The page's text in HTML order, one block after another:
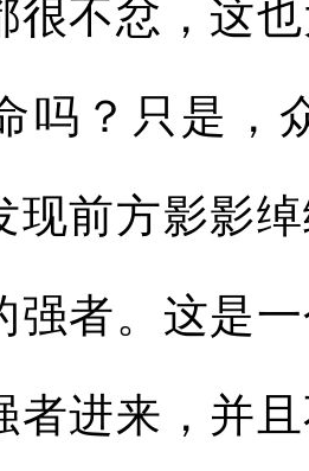
很不忿，这
吗？只是，
现前方影影
强者。这是
者进来，并